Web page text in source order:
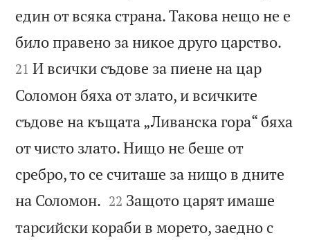
един от всяка страна. Такова нещо не е
било правено за никое друго царство.
21 И всички съдове за пиене на цар
Соломон бяха от злато, и всичките
съдове на къщата „Ливанска гора“ бяха
от чисто злато. Нищо не беше от
сребро, то се считаше за нищо в дните
на Соломон. 

22 Защото царят имаше
тарсийски кораби в морето, заедно с